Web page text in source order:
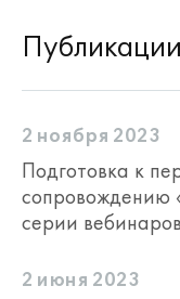
2 ноября 2023
Подготовка к
сопровождению
серии
2 июня 2023